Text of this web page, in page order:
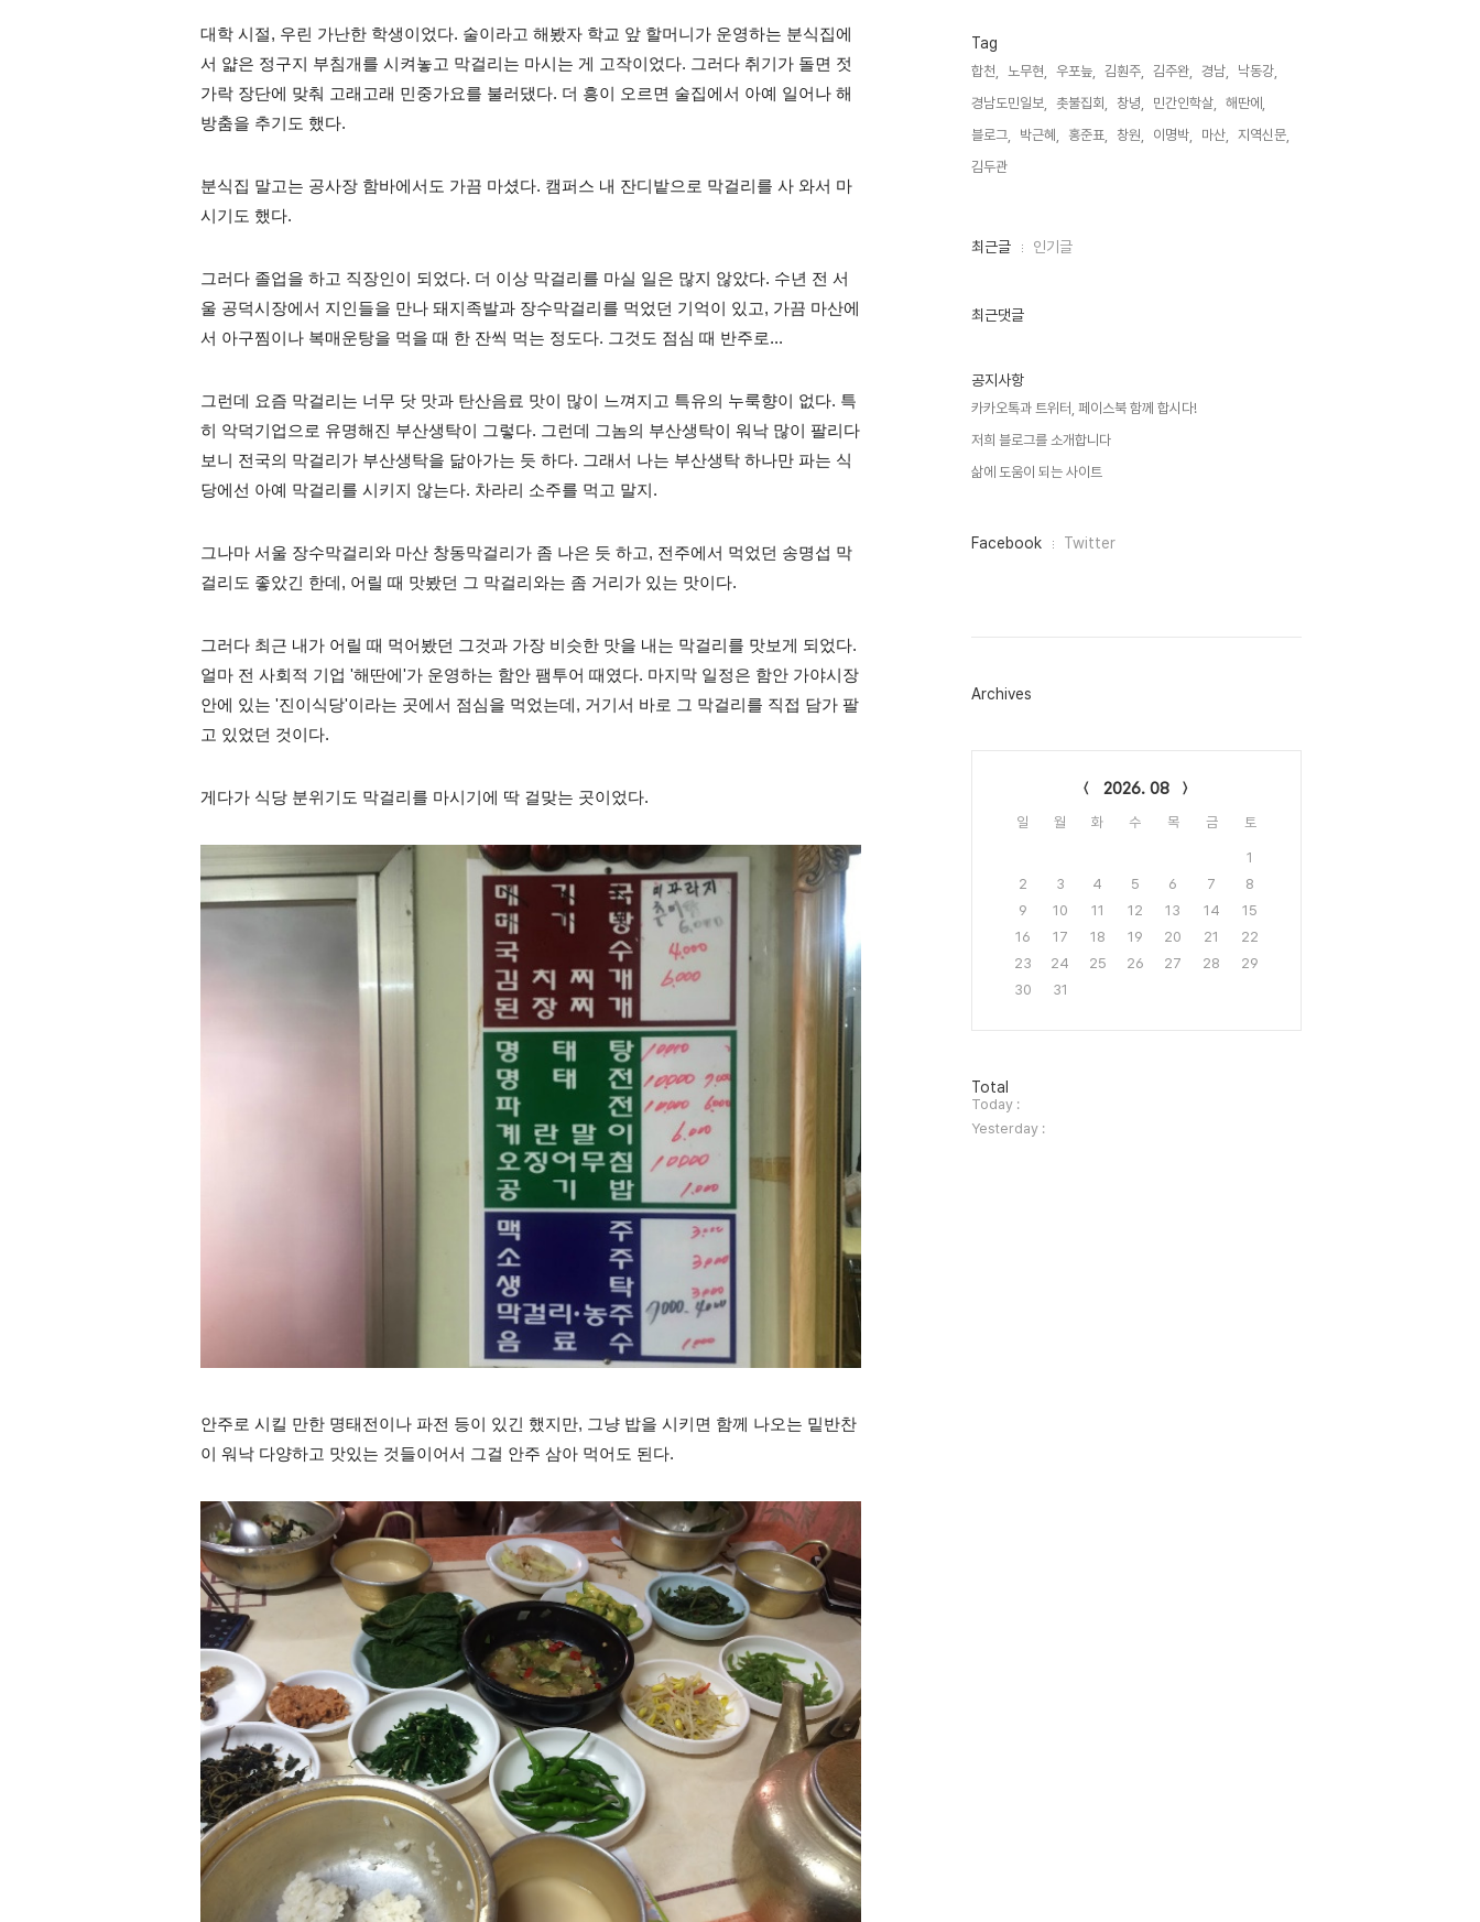
대학 시절, 우린 가난한 학생이었다. 술이라고 해봤자 학교 앞 할머니가 운영하는 분식집에
서 얇은 정구지 부침개를 시켜놓고 막걸리는 마시는 게 고작이었다. 그러다 취기가 돌면 젓
가락 장단에 맞춰 고래고래 민중가요를 불러댔다. 더 흥이 오르면 술집에서 아예 일어나 해
방춤을 추기도 했다.
분식집 말고는 공사장 함바에서도 가끔 마셨다. 캠퍼스 내 잔디밭으로 막걸리를 사 와서 마
시기도 했다.
그러다 졸업을 하고 직장인이 되었다. 더 이상 막걸리를 마실 일은 많지 않았다. 수년 전 서
울 공덕시장에서 지인들을 만나 돼지족발과 장수막걸리를 먹었던 기억이 있고, 가끔 마산에
서 아구찜이나 복매운탕을 먹을 때 한 잔씩 먹는 정도다. 그것도 점심 때 반주로...
그런데 요즘 막걸리는 너무 닷 맛과 탄산음료 맛이 많이 느껴지고 특유의 누룩향이 없다. 특
히 악덕기업으로 유명해진 부산생탁이 그렇다. 그런데 그놈의 부산생탁이 워낙 많이 팔리다
보니 전국의 막걸리가 부산생탁을 닮아가는 듯 하다. 그래서 나는 부산생탁 하나만 파는 식
당에선 아예 막걸리를 시키지 않는다. 차라리 소주를 먹고 말지.
그나마 서울 장수막걸리와 마산 창동막걸리가 좀 나은 듯 하고, 전주에서 먹었던 송명섭 막
걸리도 좋았긴 한데, 어릴 때 맛봤던 그 막걸리와는 좀 거리가 있는 맛이다.
그러다 최근 내가 어릴 때 먹어봤던 그것과 가장 비슷한 맛을 내는 막걸리를 맛보게 되었다.
얼마 전 사회적 기업 '해딴에'가 운영하는 함안 팸투어 때였다. 마지막 일정은 함안 가야시장
안에 있는 '진이식당'이라는 곳에서 점심을 먹었는데, 거기서 바로 그 막걸리를 직접 담가 팔
고 있었던 것이다.
게다가 식당 분위기도 막걸리를 마시기에 딱 걸맞는 곳이었다.
안주로 시킬 만한 명태전이나 파전 등이 있긴 했지만, 그냥 밥을 시키면 함께 나오는 밑반찬
이 워낙 다양하고 맛있는 것들이어서 그걸 안주 삼아 먹어도 된다.
Tag
합천, 노무현, 우포늪, 김훤주, 김주완, 경남,
낙동강,
경남도민일보,
촛불집회, 창녕, 민간인학살,
해딴에,
블로그,
박근혜, 홍준표, 창원, 이명박, 마산,
지역신문,
김두관,
최
인
최근글 인기글
최근댓글
공지사항
카카오톡과 트위터, 페이스북 함께 합시다!
저희 블로그를 소개합니다
삶에 도움이 되는 사이트
페
그
Facebook Twitter
Archives
2026. 08
일 월 화 수 목 금 토
1
2
3 4 5 6 7
8
9
10 11 12 13 14
15
16
17 18 19 20 21
22
23
24 25 26 27 28
29
30
31
방
문
자
수
Total
Today :
Yesterday :